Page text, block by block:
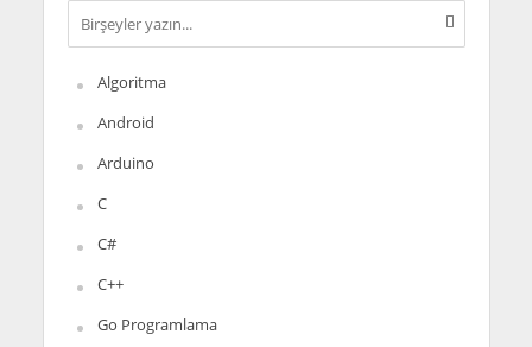
Algoritma
Android
Arduino
C
C#
C++
Go Programlama